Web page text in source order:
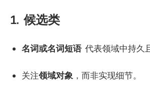
1.候选类
名词或名词短语代表领域中持久
关注领域对象 ，而非实现细节。